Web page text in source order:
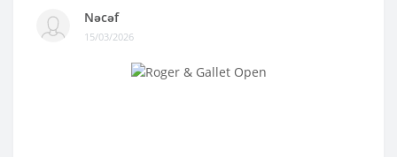
Nəcəf
15/03/2026